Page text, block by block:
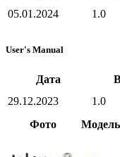
05.01.2024
1.0
User's Manual
Дата
29.12.2023
1.0
Фото
Модель